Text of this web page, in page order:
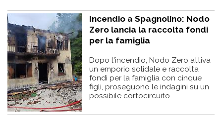
Incendio a Spagnolino: Nodo
Zero lancia la raccolta fondi
per la famiglia
Dopo l'incendio, Nodo Zero attiva
un emporio solidale e raccolta
fondi per la famiglia con cinque
figli, proseguono le indagini su un
possibile cortocircuito